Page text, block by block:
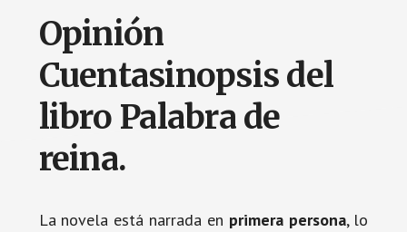
Opinión
Cuentasinopsis del
libro Palabra de
reina.
La novela está narrada en primera persona, lo